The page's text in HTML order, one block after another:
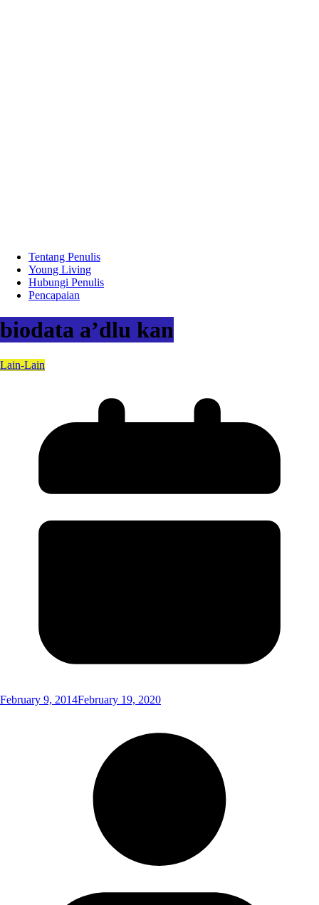
Tentang Penulis
Young Living
Hubungi Penulis
Pencapaian
biodata a’dlu kan
Lain-Lain
February 9, 2014February 19, 2020